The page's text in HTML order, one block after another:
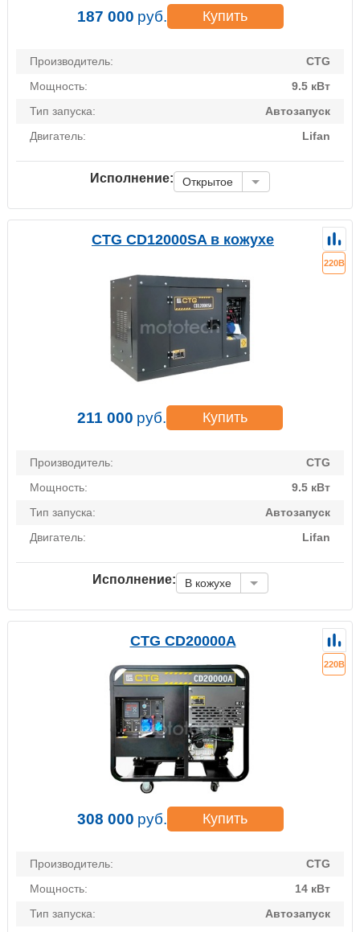
187 000 руб. Купить
Производитель:
CTG
Мощность:
9.5 кВт
Тип запуска:
Автозапуск
Двигатель:
Lifan
Исполнение: Открытое
CTG CD12000SA в кожухе
220В
211 000 руб. Купить
Производитель:
CTG
Мощность:
9.5 кВт
Тип запуска:
Автозапуск
Двигатель:
Lifan
Исполнение: В кожухе
CTG CD20000A
220В
308 000 руб. Купить
Производитель:
CTG
Мощность:
14 кВт
Тип запуска:
Автозапуск